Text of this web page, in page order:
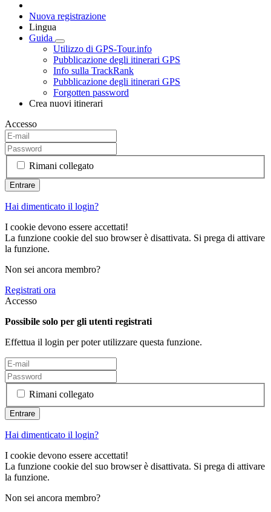
Nuova registrazione
Lingua
Guida
Utilizzo di GPS-Tour.info
Pubblicazione degli itinerari GPS
Info sulla TrackRank
Pubblicazione degli itinerari GPS
Forgotten password
Crea nuovi itinerari
Accesso
Rimani collegato
Hai dimenticato il login?
I cookie devono essere accettati!
La funzione cookie del suo browser è disattivata. Si prega di attivare
la funzione.
Non sei ancora membro?
Registrati ora
Accesso
Possibile solo per gli utenti registrati
Effettua il login per poter utilizzare questa funzione.
Rimani collegato
Hai dimenticato il login?
I cookie devono essere accettati!
La funzione cookie del suo browser è disattivata. Si prega di attivare
la funzione.
Non sei ancora membro?